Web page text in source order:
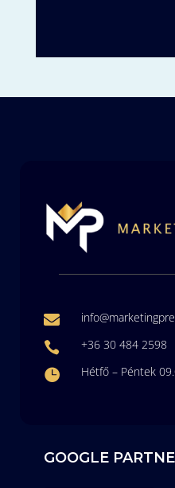

 +36 30 484 2598
 Hétfő – Péntek
GOOGLE